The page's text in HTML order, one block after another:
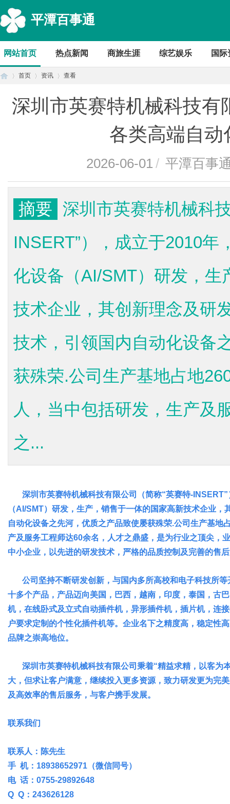
平潭百事通
网站首页 热点新闻 商旅生涯 综艺娱乐 国际
首页 资讯 查看
深圳市英赛特机械科技有
各类高端自
2026-06-01 / 平潭百事
摘要 深圳市英赛特机械科
INSERT”），成立于2010
化设备（AI/SMT）研发，
技术企业，其创新理念及研
技术，引领国内自动化设备
获殊荣.公司生产基地占地
人，当中包括研发，生产及
之...
深圳市英赛特机械科技有限公司（简称“英赛特-INSERT”
（AI/SMT）研发，生产，销售于一体的国家高新技术企业
自动化设备之先河，优质之产品致使屡获殊荣.公司生产基
产及服务工程师达60余名，人才之鼎盛，是为行业之顶尖，
中小企业，以先进的研发技术，严格的品质控制及完善的售
公司坚持不断研发创新，与国内多所高校和电子科技所等
十多个产品，产品迈向美国，巴西，越南，印度，泰国，古
机，在线卧式及立式自动插件机，异形插件机，插片机，连
户要求定制的个性化插件机等。企业名下之精度高，稳定性
品牌之崇高地位。
深圳市英赛特机械科技有限公司秉着“精益求精，以客为
大，但求让客户满意，继续投入更多资源，致力研发更为完
及高效率的售后服务，与客户携手发展。
联系我们
联系人：陈先生
手 机：18938652971（微信同号）
电 话：0755-29892648
Q Q：243626128